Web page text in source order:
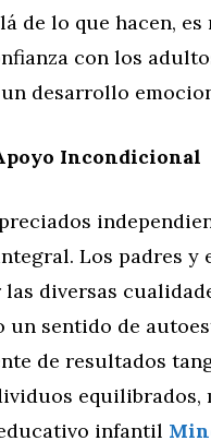
de lo que hacen, es
con los
desarrollo
Incondicional
Los padres y
diversas
un sentido de
de resultados
equilibrados,
infantil